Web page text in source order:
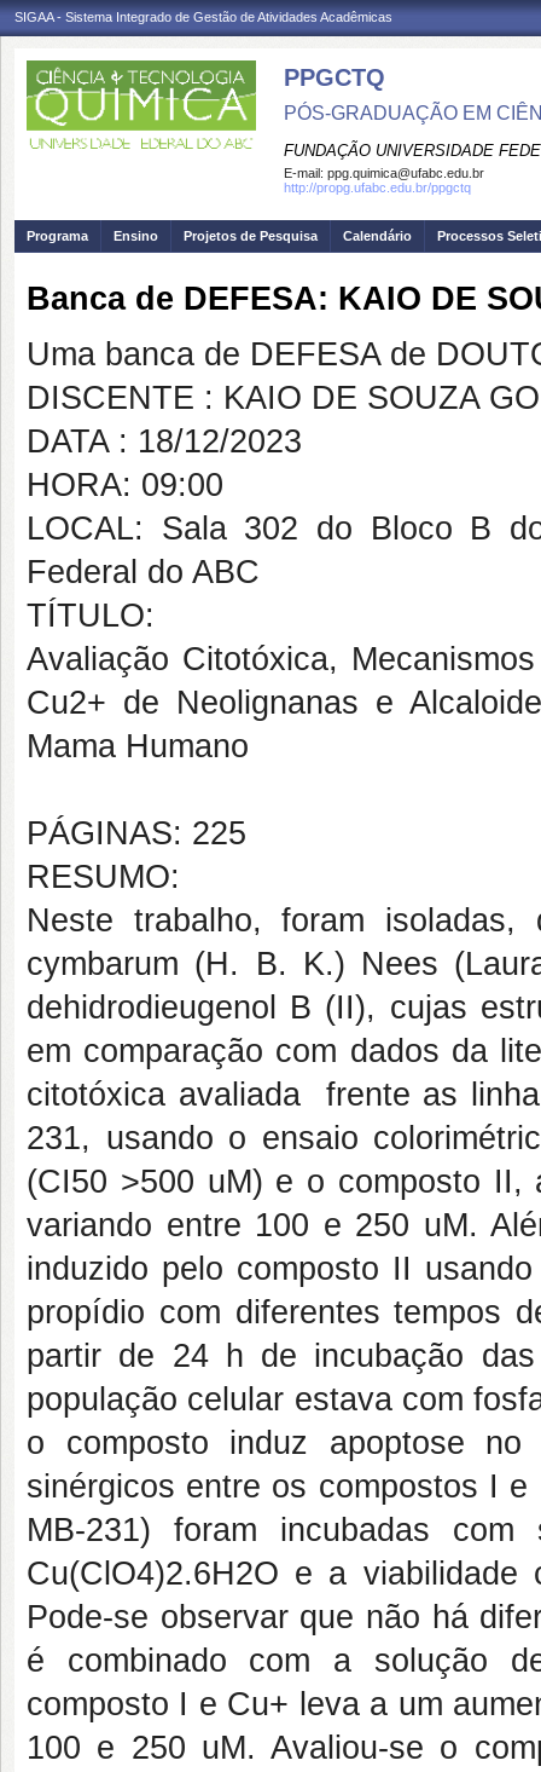
SIGAA - Sistema Integrado de Gestão de Atividades Acadêmicas
PPGCTQ
PÓS-GRADUAÇÃO EM
FUNDAÇÃO UNIVERSIDADE
E-mail: ppg.quimica@ufabc.edu.br
http://propg.ufabc.edu.br/ppgctq
Programa Ensino Projetos de Pesquisa Calendário Processos
Banca de DEFESA: KAIO DE
Uma banca de DEFESA de
DISCENTE : KAIO DE SOUZA
DATA : 18/12/2023
HORA: 09:00
LOCAL: Sala 302 do Bloco B
Federal do ABC
TÍTULO:
Avaliação Citotóxica,
Cu2+ de Neolignanas e
Mama Humano
PÁGINAS: 225
RESUMO:
Neste trabalho, foram
cymbarum (H. B. K.) Nees
dehidrodieugenol B (II), cujas
em comparação com dados da
citotóxica avaliada frente as
231, usando o ensaio
(CI50 >500 uM) e o composto II,
variando entre 100 e 250 uM.
induzido pelo composto II
propídio com diferentes tempos
partir de 24 h de incubação
população celular estava com
o composto induz apoptose
sinérgicos entre os compostos I
MB-231) foram incubadas com
Cu(ClO4)2.6H2O e a
Pode-se observar que não há
é combinado com a solução
composto I e Cu+ leva a um
100 e 250 uM. Avaliou-se o